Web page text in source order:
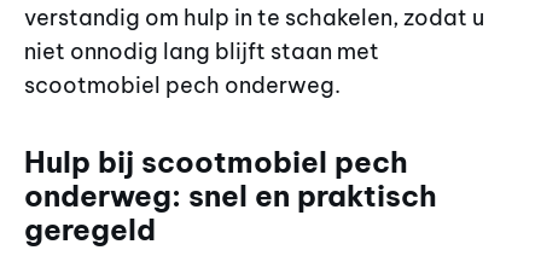
verstandig om hulp in te schakelen, zodat u
niet onnodig lang blijft staan met
scootmobiel pech onderweg.
Hulp bij scootmobiel pech
onderweg: snel en praktisch
geregeld